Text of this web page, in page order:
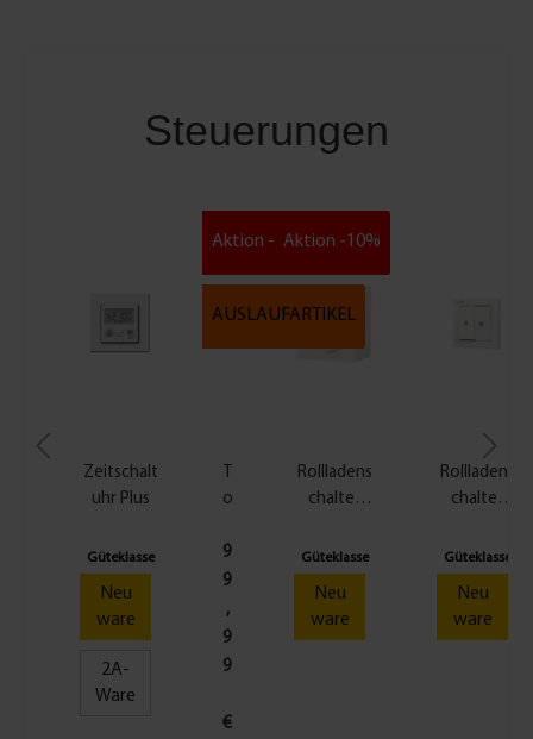
Steuerungen
Zeitschalt
uhr Plus
Güteklasse
Neu
ware
2A-
Ware
Aktion -10%
AUSLAUFARTIKEL
o
c
h
c
h
t
9
9
,
9
9
€
Aktion -10%
Rollladens
chalter
weiß
Güteklasse
Neu
ware
Rollladens
chalter
| Doppel-
Wippschal
ter
Güteklasse
Neu
ware